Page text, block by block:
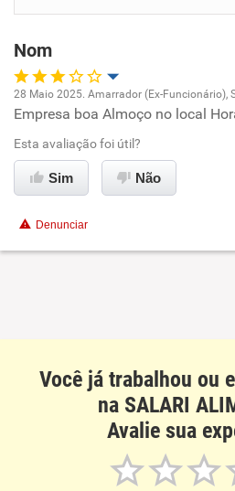
Nom
Oportunidade de promoção
Ambiente de trabalho
Benefícios
28 Maio 2025. Amarrador (Ex-Funcionário),
Empresa boa Almoço no local
Esta avaliação foi útil?
Sim Não
Denunciar
Você já trabalhou ou
na SALARI
Avalie sua